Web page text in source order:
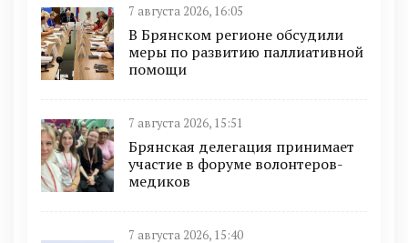
7 августа 2026, 16:05
В Брянском регионе обсудили
меры по развитию паллиативной
помощи
7 августа 2026, 15:51
Брянская делегация принимает
участие в форуме волонтеров-
медиков
7 августа 2026, 15:40